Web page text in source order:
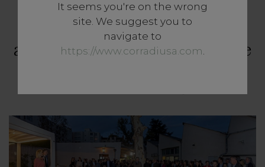
It seems you're on the wrong
site. We suggest you to
navigate to
https://www.corradiusa.com.
ArchiLive: prossimo
appuntamento il 14 novembre